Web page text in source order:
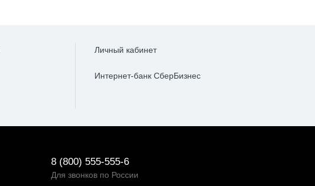
Личный кабинет
Интернет-банк СберБизнес
8 (800) 555-555-6
Для звонков по России